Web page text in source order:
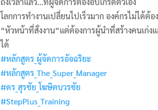
โลกการทำงานเปลี่ยนไปเร็วมาก องค์กรไม่ได้ต้อ
“หัวหน้าที่สั่งงาน”แต่ต้องการผู้นำที่สร้างคนเก่
ได้
#หลักสูตร_ผู้จัดการอัจฉริยะ
#หลักสูตร_The_Super_Manager
#ดร_สุรชัย_โฆษิตบวรชัย
#StepPlus_Training